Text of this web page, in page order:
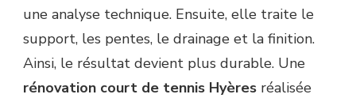
une analyse technique. Ensuite, elle traite le
support, les pentes, le drainage et la finition.
Ainsi, le résultat devient plus durable. Une
rénovation court de tennis Hyères réalisée